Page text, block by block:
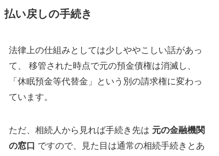
払い戻しの手続き
法律上の仕組みとしては少しややこしい話があっ
て、 移管された時点で元の預金債権は消滅し、
「休眠預金等代替金」という別の請求権に変わっ
ています。
ただ、相続人から見れば手続き先は 元の金融機関
の窓口 ですので、見た目は通常の相続手続きとあ